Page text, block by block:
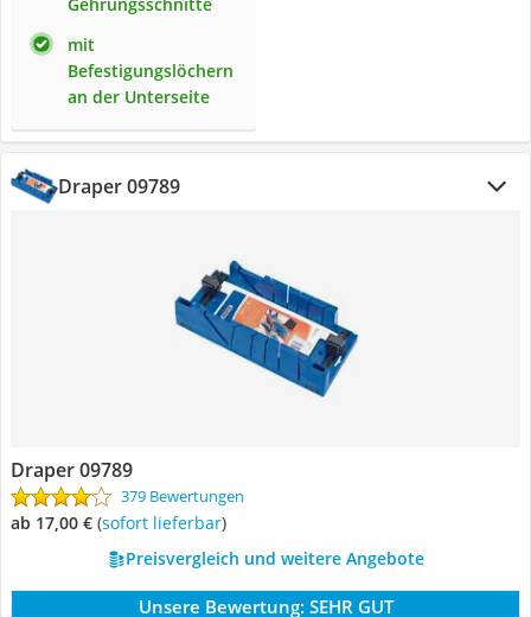
mit
Befestigungslöchern
an der Unterseite
Draper 09789
Draper 09789
379 Bewertungen
ab 17,00 € ( Sofort lieferbar)
Preisvergleich und weitere Angebote
Unsere Bewertung: SEHR GUT